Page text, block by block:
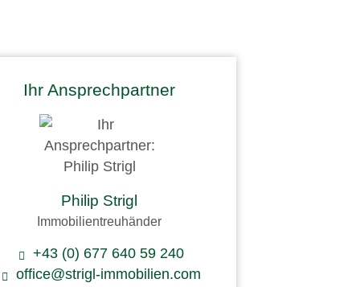
Ihr Ansprechpartner
Philip Strigl
Immobilientreuhänder
+43 (0) 677 640 59 240
office@strigl-immobilien.com